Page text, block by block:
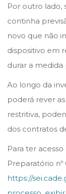
Por outro lado,
continha
novo que não
dispositivo em
durar a medida
Ao longo da
poderá rever
restritiva,
dos contratos
Para ter
Preparatório
https://